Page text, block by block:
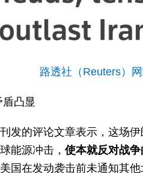
路透社（Reuters）
凸显
发的评论文章表示，这场
能源冲击， 使本就反对战
国在发动袭击前未通知其